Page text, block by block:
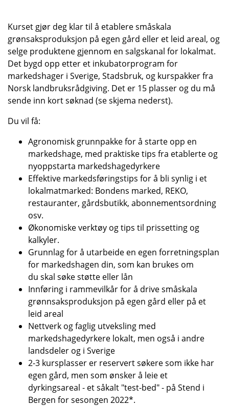
Kurset gjør deg klar til å etablere småskala
grønsaksproduksjon på egen gård eller et leid areal, og
selge produktene gjennom en salgskanal for lokalmat.
Det bygd opp etter et inkubatorprogram for
markedshager i Sverige, Stadsbruk, og kurspakker fra
Norsk landbruksrådgiving. Det er 15 plasser og du må
sende inn kort søknad (se skjema nederst).
Du vil få:
Agronomisk grunnpakke for å starte opp en
markedshage, med praktiske tips fra etablerte og
nyoppstarta markedshagedyrkere
Effektive markedsføringstips for å bli synlig i et
lokalmatmarked: Bondens marked, REKO,
restauranter, gårdsbutikk, abonnementsordning
osv.
Økonomiske verktøy og tips til prissetting og
kalkyler.
Grunnlag for å utarbeide en egen forretningsplan
for markedshagen din, som kan brukes om
du skal søke støtte eller lån
Innføring i rammevilkår for å drive småskala
grønnsaksproduksjon på egen gård eller på et
leid areal
Nettverk og faglig utveksling med
markedshagedyrkere lokalt, men også i andre
landsdeler og i Sverige
2-3 kursplasser er reservert søkere som ikke har
egen gård, men som ønsker å leie et
dyrkingsareal - et såkalt "test-bed" - på Stend i
Bergen for sesongen 2022*.